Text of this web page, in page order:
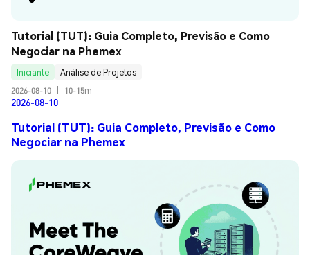
Tutorial (TUT): Guia Completo, Previsão e Como
Negociar na Phemex
Iniciante
Análise de Projetos
2026-08-10
10-15m
2026-08-10
Tutorial (TUT): Guia Completo, Previsão e Como
Negociar na Phemex